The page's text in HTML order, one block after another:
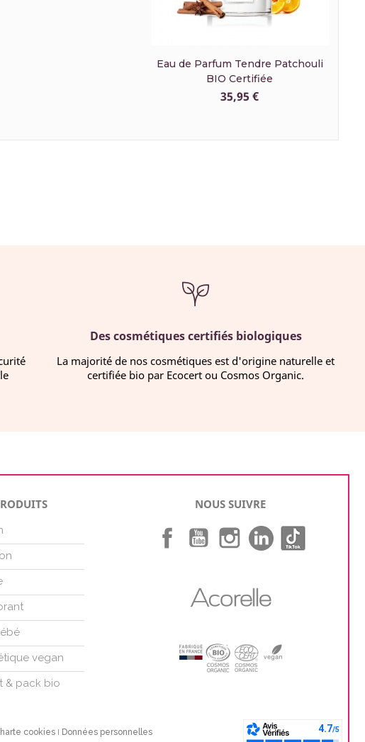
Eau de Parfum Tendre Patchouli
BIO Certifiée
35,95 €
Des cosmétiques certifiés biologiques
La majorité de nos cosmétiques est d'origine naturelle et
certifiée bio par Ecocert ou Cosmos Organic.
vegan
& pack bio
NOUS SUIVRE
FacebookYouTubeInstagram
cookies I Données personnelles